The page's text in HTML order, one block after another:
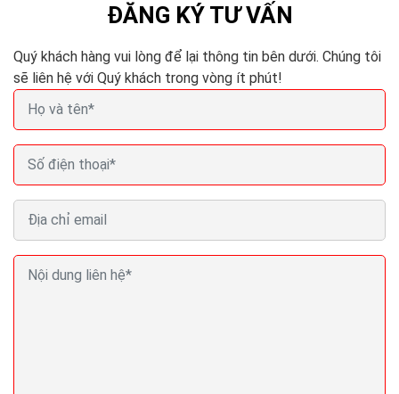
Marketing tiếp thị quảng cáo truyền miệng hình
ĐĂNG KÝ TƯ VẤN
Quý khách hàng vui lòng để lại thông tin bên dưới. Chúng tôi
sẽ liên hệ với Quý khách trong vòng ít phút!